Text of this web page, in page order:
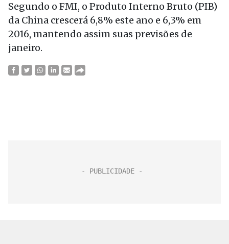
Segundo o FMI, o Produto Interno Bruto (PIB)
da China crescerá 6,8% este ano e 6,3% em
2016, mantendo assim suas previsões de
janeiro.